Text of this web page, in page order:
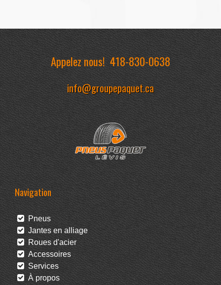
Appelez nous!418-830-0638
info@groupepaquet.ca
Navigation
Pneus
Jantes en alliage
Roues d'acier
Accessoires
Services
À propos